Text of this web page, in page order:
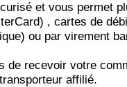
et vous permet
, cartes de
ou par virement
de recevoir votre
affilié.